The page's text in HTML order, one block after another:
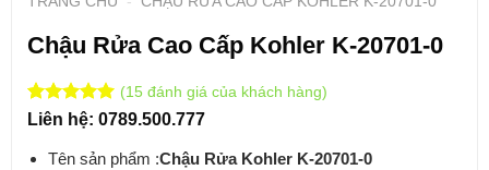
Chậu Rửa Cao Cấp Kohler K-20701-0
5 trên 5
dựa trên
1
đánh giá
(15đánh giá của khách hàng)
Liên hệ: 0789.500.777
Tên sản phẩm :Chậu Rửa Kohler K-20701-0